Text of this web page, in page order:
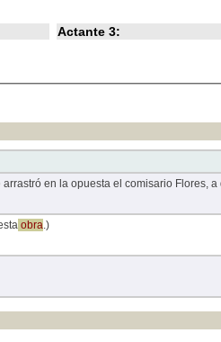
Actante 3:
en la opuesta el comisario Flores, a
obra.)